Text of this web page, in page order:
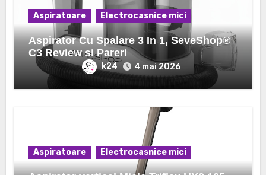
Aspiratoare Electrocasnice mici
Aspirator Cu Spalare 3 In 1, SeveShop®
C3 Review si Pareri
k24 4 mai 2026
Aspiratoare Electrocasnice mici